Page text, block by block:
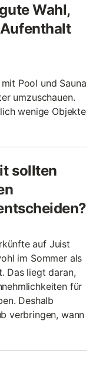
Wahl,
Pool und Sauna
umzuschauen.
wenige Objekte
sollten
auf Juist
im Sommer als
Das liegt daran,
für
Deshalb
verbringen, wann